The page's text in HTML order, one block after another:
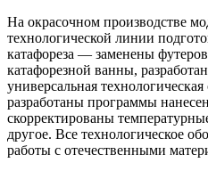
На окрасочном производстве
технологической линии
катафореза — заменены
катафорезной ванны,
универсальная
разработаны программы
скорректированы
другое. Все технологическое
работы с отечественными